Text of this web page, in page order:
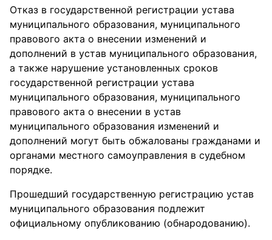
Отказ в государственной регистрации устава
муниципального образования, муниципального
правового акта о внесении изменений и
дополнений в устав муниципального образования,
а также нарушение установленных сроков
государственной регистрации устава
муниципального образования, муниципального
правового акта о внесении в устав
муниципального образования изменений и
дополнений могут быть обжалованы гражданами и
органами местного самоуправления в судебном
порядке.
Прошедший государственную регистрацию устав
муниципального образования подлежит
официальному опубликованию (обнародованию).